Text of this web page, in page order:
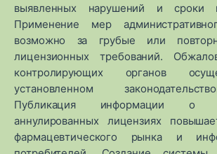
выявленных нарушений и сроки
Применение мер
возможно за грубые или
лицензионных требований.
контролирующих органов
установленном
Публикация информации о
аннулированных лицензиях
фармацевтического рынка и